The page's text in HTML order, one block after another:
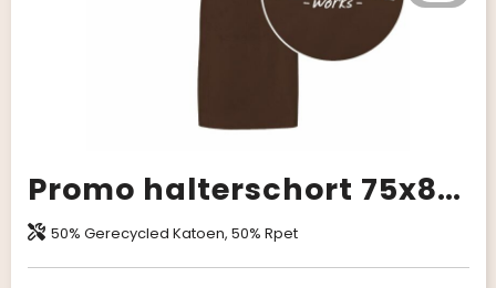
Promo halterschort 75x85 cm
50% Gerecycled Katoen, 50% Rpet